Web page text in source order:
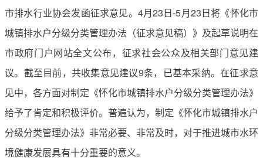
市排水行业协会发函征求意见。4月23日-5月23日将《怀化市
城镇排水户分级分类管理办法（征求意见稿）》及起草说明在
市政府门户网站全文公布，征求社会公众及相关部门意见建
议。截至目前，共收集意见建议9条，已基本采纳。在征求意
见中，各方面对制定《怀化市城镇排水户分级分类管理办法》
给予了肯定和积极评价。普遍认为，制定《怀化市城镇排水户
分级分类管理办法》非常必要、非常及时，对于推进城市水环
境健康发展具有十分重要的意义。